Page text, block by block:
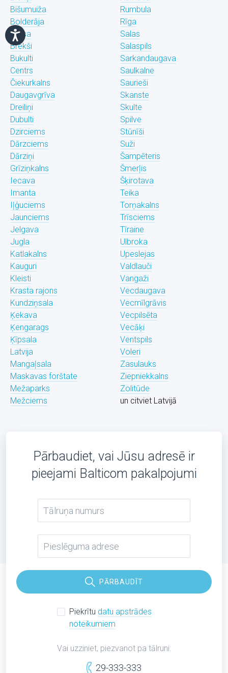
Bišumuiža
Bolderāja
Brasa
Brekši
Bukulti
Centrs
Čiekurkalns
Daugavgrīva
Dreiliņi
Dubulti
Dzirciems
Dārzciems
Dārziņi
Grīziņkalns
Iecava
Imanta
Iļģuciems
Jaunciems
Jelgava
Jugla
Katlakalns
Kauguri
Kleisti
Krasta rajons
Kundziņsala
Ķekava
Ķengarags
Ķīpsala
Latvija
Mangaļsala
Maskavas forštate
Mežaparks
Mežciems
Rumbula
Rīga
Salas
Salaspils
Sarkandaugava
Saulkalne
Saurieši
Skanste
Skulte
Spilve
Stūnīši
Suži
Šampēteris
Šmerļis
Šķirotava
Teika
Torņakalns
Trīsciems
Tīraine
Ulbroka
Upeslejas
Valdlauči
Vangaži
Vecdaugava
Vecmīlgrāvis
Vecpilsēta
Vecāķi
Ventspils
Voleri
Zasulauks
Ziepniekkalns
Zolitūde
un citviet Latvijā
Pārbaudiet, vai Jūsu adresē ir
pieejami Balticom pakalpojumi
PĀRBAUDĪT
Piekrītu datu apstrādes
noteikumiem
Vai uzziniet, piezvanot pa tālruni:
29-333-333